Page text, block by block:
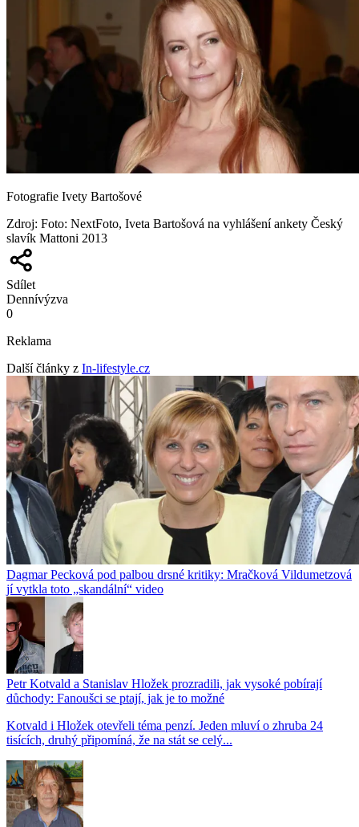
Fotografie Ivety Bartošové
Zdroj: Foto: NextFoto, Iveta Bartošová na vyhlášení ankety Český
slavík Mattoni 2013
Sdílet
Dennívýzva
0
Reklama
Další články z In-lifestyle.cz
Dagmar Pecková pod palbou drsné kritiky: Mračková Vildumetzová
jí vytkla toto „skandální“ video
Petr Kotvald a Stanislav Hložek prozradili, jak vysoké pobírají
důchody: Fanoušci se ptají, jak je to možné
Kotvald i Hložek otevřeli téma penzí. Jeden mluví o zhruba 24
tisících, druhý připomíná, že na stát se celý...